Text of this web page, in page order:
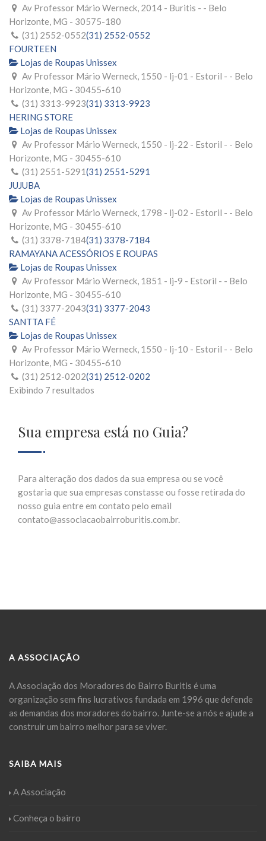
Av Professor Mário Werneck, 2014 - Buritis - - Belo
Horizonte, MG - 30575-180
(31) 2552-0552(31) 2552-0552
FOURTEEN
Lojas de Roupas Unissex
Av Professor Mário Werneck, 1550 - lj-01 - Estoril - - Belo
Horizonte, MG - 30455-610
(31) 3313-9923(31) 3313-9923
HERING STORE
Lojas de Roupas Unissex
Av Professor Mário Werneck, 1550 - lj-22 - Estoril - - Belo
Horizonte, MG - 30455-610
(31) 2551-5291(31) 2551-5291
JUJUBA
Lojas de Roupas Unissex
Av Professor Mário Werneck, 1798 - lj-02 - Estoril - - Belo
Horizonte, MG - 30455-610
(31) 3378-7184(31) 3378-7184
RAMAYANA ACESSÓRIOS E ROUPAS
Lojas de Roupas Unissex
Av Professor Mário Werneck, 1851 - lj-9 - Estoril - - Belo
Horizonte, MG - 30455-610
(31) 3377-2043(31) 3377-2043
SANTTA FÉ
Lojas de Roupas Unissex
Av Professor Mário Werneck, 1550 - lj-10 - Estoril - - Belo
Horizonte, MG - 30455-610
(31) 2512-0202(31) 2512-0202
Exibindo 7 resultados
Sua empresa está no Guia?
Para alteração dos dados da sua empresa ou se você
gostaria que sua empresas constasse ou fosse retirada do
nosso guia entre em contato pelo email
contato@associacaobairroburitis.com.br.
A ASSOCIAÇÃO
A Associação dos Moradores do Bairro Buritis é uma
organização sem fins lucrativos fundada em 1996 que defende
as demandas dos moradores do bairro. Junte-se a nós e ajude a
construir um bairro melhor para se viver.
SAIBA MAIS
A Associação
Conheça o bairro